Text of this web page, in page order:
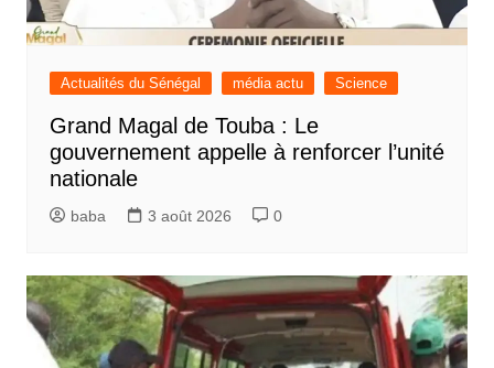
Actualités du Sénégal média actu Science
Grand Magal de Touba : Le
gouvernement appelle à renforcer l’unité
nationale
baba 3 août 2026 0